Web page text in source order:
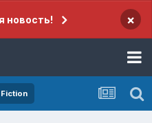
новость! ×